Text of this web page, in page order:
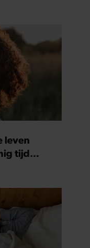
leven
tijd